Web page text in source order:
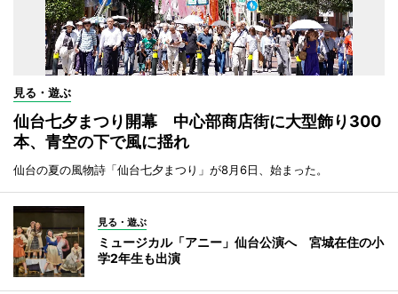
見る・遊ぶ
仙台七夕まつり開幕 中心部商店街に大型飾り300
本、青空の下で風に揺れ
仙台の夏の風物詩「仙台七夕まつり」が8月6日、始まった。
見る・遊ぶ
ミュージカル「アニー」仙台公演へ 宮城在住の小
学2年生も出演